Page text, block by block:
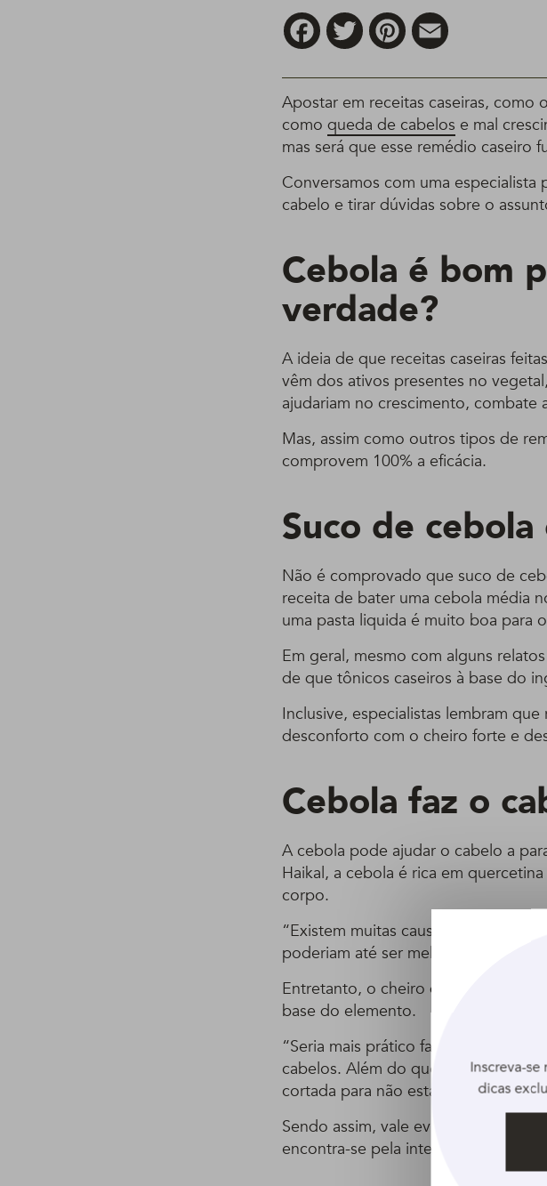
FacebookTwitter Pinterest
Apostar em receitas caseiras, como
como queda de cabelos e mal
mas será que esse remédio caseiro
Conversamos com uma
cabelo e tirar dúvidas sobre o
Cebola é bom
verdade?
A ideia de que receitas caseiras
vêm dos ativos presentes no
ajudariam no crescimento,
Mas, assim como outros tipos de
comprovem 100% a eficácia.
Suco de
Não é comprovado que suco de
receita de bater uma cebola média
uma pasta liquida é muito boa para
Em geral, mesmo com alguns
de que tônicos caseiros à base do
Inclusive, especialistas lembram
desconforto com o cheiro forte e
Cebola faz o
A cebola pode ajudar o cabelo a
Haikal, a cebola é rica em
corpo.
“Existem muitas causas de quedas
poderiam até ser melhoradas com
Entretanto, o cheiro da cebola faz
base do elemento.
“Seria mais prático fazer um
cabelos. Além do que, para fazer
cortada para não estar oxidada e
Sendo assim, vale evitar receitas
encontra-se pela internet, e investir
Inscreva-se
dicas